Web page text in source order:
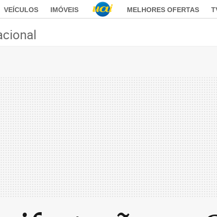
VEÍCULOS IMÓVEIS MELHORES OFERTAS